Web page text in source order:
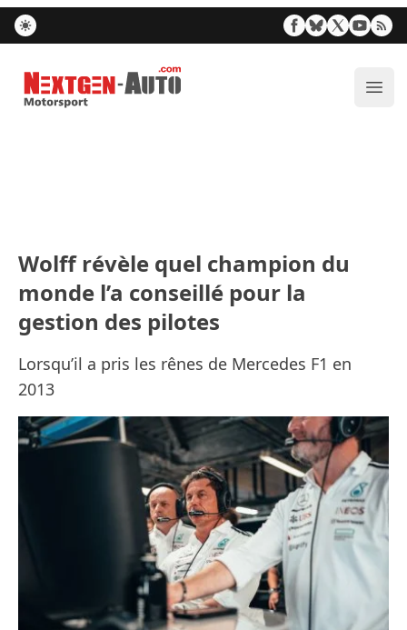
Nextgen-Auto.com
Wolff révèle quel champion du
monde l’a conseillé pour la
gestion des pilotes
Lorsqu’il a pris les rênes de Mercedes F1 en
2013